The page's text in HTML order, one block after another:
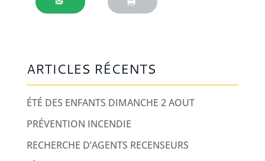
ARTICLES RÉCENTS
ÉTÉ DES ENFANTS DIMANCHE 2 AOUT
PRÉVENTION INCENDIE
RECHERCHE D’AGENTS RECENSEURS